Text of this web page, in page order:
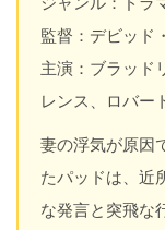
監督：デビッド
主演：ブラッド
レンス、ロバー
妻の浮気が原因
たパッドは、近
な発言と突飛な